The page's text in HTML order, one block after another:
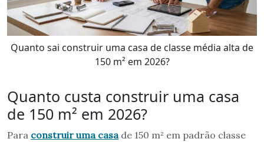
Quanto sai construir uma casa de classe média alta de
150 m² em 2026?
Quanto custa construir uma casa
de 150 m² em 2026?
Para construir uma casade 150 m² em padrão classe